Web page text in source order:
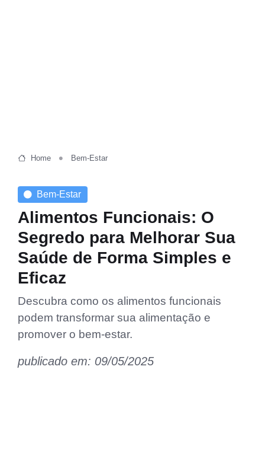
Home Bem-Estar
Bem-Estar
Alimentos Funcionais: O
Segredo para Melhorar Sua
Saúde de Forma Simples e
Eficaz
Descubra como os alimentos funcionais
podem transformar sua alimentação e
promover o bem-estar.
publicado em: 09/05/2025